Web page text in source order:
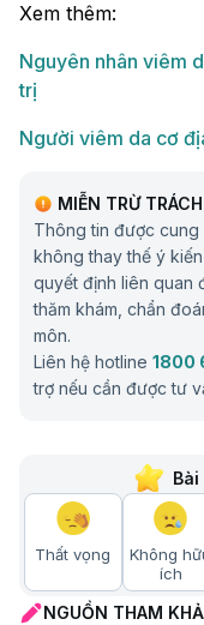
Xem thêm:
Nguyên nhân viêm
trị
Người viêm da cơ
MIỄN TRỪ
Thông tin được cung
không thay thế ý
quyết định liên quan
thăm khám, chẩn
môn.
Liên hệ hotline 1800
trợ nếu cần được tư
Thất vọng
Không
ích
NGUỒN THAM